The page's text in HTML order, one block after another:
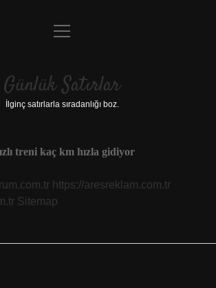
Anasayfa
Yasal Uyarı
menüyü
Günlük Satırlar
İlginç satırlarla sıradanlığı boz.
treni kaç km hızla gidiyor
https://aresreklam.com.tr
Sitemap